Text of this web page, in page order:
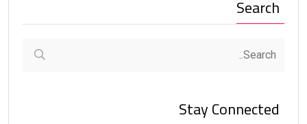
Search
Stay Connected